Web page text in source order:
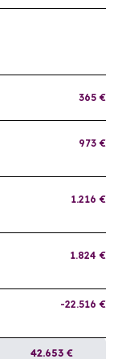
365 €
973 €
1.216 €
1.824 €
-22.516 €
42.653 €